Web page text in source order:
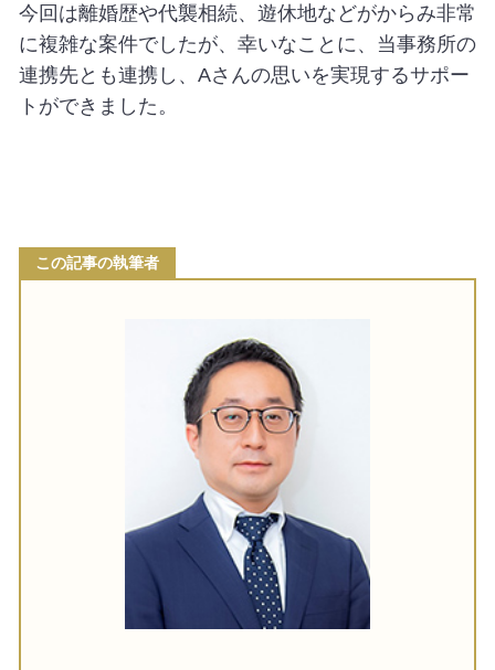
今回は離婚歴や代襲相続、遊休地などがからみ非常
に複雑な案件でしたが、幸いなことに、当事務所の
連携先とも連携し、Aさんの思いを実現するサポー
トができました。
この記事の執筆者